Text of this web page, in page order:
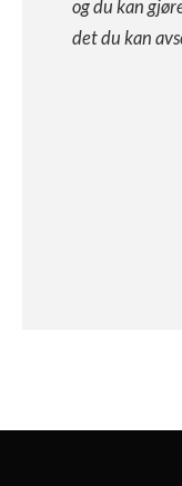
og du kan
det du kan